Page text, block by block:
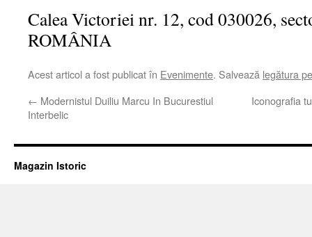
Calea Victoriei nr. 12, cod 030026,
ROMÂNIA
Acest articol a fost publicat în Evenimente. Salvează legătura
← Modernistul Duiliu Marcu In Bucurestiul
Interbelic
Iconografia
Magazin Istoric